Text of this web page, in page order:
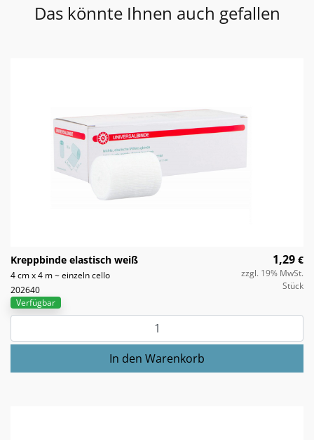
Das könnte Ihnen auch gefallen
Kreppbinde elastisch weiß
4 cm x 4 m ~ einzeln cello
202640
1,29 €
zzgl. 19% MwSt.
Stück
Verfügbar